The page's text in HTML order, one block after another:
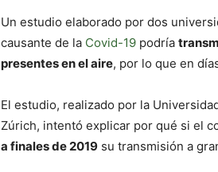
Un estudio elaborado por dos
causante de la Covid-19 podría
presentes en el aire, por lo que en
El estudio, realizado por la
Zúrich, intentó explicar por qué si el
a finales de 2019 su transmisión a